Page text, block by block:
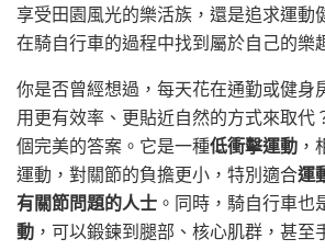
享受田園風光的樂活族，還是追求運動
在騎自行車的過程中找到屬於自己的樂
你是否曾經想過，每天花在通勤或健身
用更有效率、更貼近自然的方式來取代
個完美的答案。它是一種低衝擊運動
運動，對關節的負擔更小，特別適合運
有關節問題的人士 。同時，騎自行車也
動 ，可以鍛鍊到腿部、核心肌群，甚